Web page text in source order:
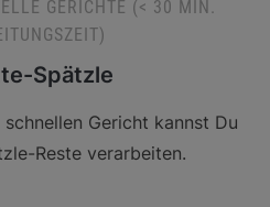
GERICHTE (< 30 MIN.
Spätzle
Gericht kannst Du
Reste verarbeiten.